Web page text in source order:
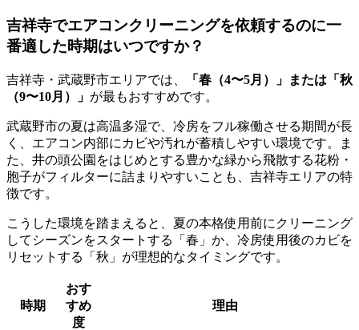
吉祥寺でエアコンクリーニングを依頼するのに一
番適した時期はいつですか？
吉祥寺・武蔵野市エリアでは、
「春（4〜5月）」または「秋
（9〜10月）」 が最もおすすめです。
武蔵野市の夏は高温多湿で、冷房をフル稼働させる期間が長
く、エアコン内部にカビや汚れが蓄積しやすい環境です。ま
た、井の頭公園をはじめとする豊かな緑から飛散する花粉・
胞子がフィルターに詰まりやすいことも、吉祥寺エリアの特
徴です。
こうした環境を踏まえると、夏の本格使用前にクリーニング
してシーズンをスタートする「春」か、冷房使用後のカビを
リセットする「秋」が理想的なタイミングです。
時期
おす
すめ
度
理由